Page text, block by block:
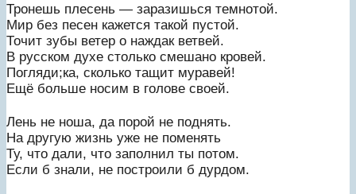
Тронешь плесень — заразишься темнотой.
Мир без песен кажется такой пустой.
Точит зубы ветер о наждак ветвей.
В русском духе столько смешано кровей.
Погляди;ка, сколько тащит муравей!
Ещё больше носим в голове своей.
Лень не ноша, да порой не поднять.
На другую жизнь уже не поменять
Ту, что дали, что заполнил ты потом.
Если б знали, не построили б дурдом.